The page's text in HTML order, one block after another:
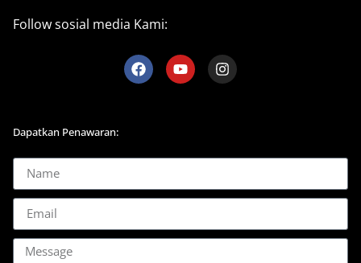
Follow sosial media Kami:
Dapatkan Penawaran: